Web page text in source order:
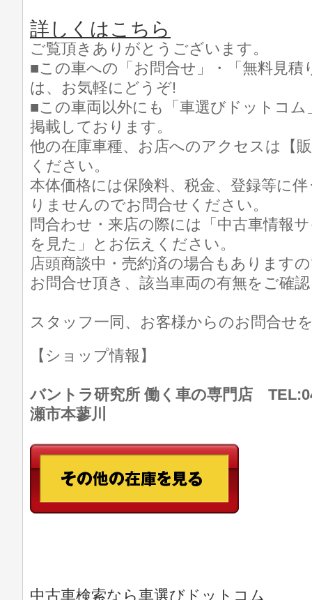
詳しくはこちら
ご覧頂きありがとうございます。
■この車への「お問合せ」・「無料見積
は、お気軽にどうぞ!
■この車両以外にも「車選びドットコ
掲載しております。
他の在庫車種、お店へのアクセスは【
ください。
本体価格には保険料、税金、登録等に
りませんのでお問合せください。
問合わせ・来店の際には「中古車情報
を見た」とお伝えください。
店頭商談中・売約済の場合もあります
お問合せ頂き、該当車両の有無をご確
スタッフ一同、お客様からのお問合せ
【ショップ情報】
バントラ研究所 働く車の専門店
瀬市本蓼川
中古車検索なら車選びドットコム